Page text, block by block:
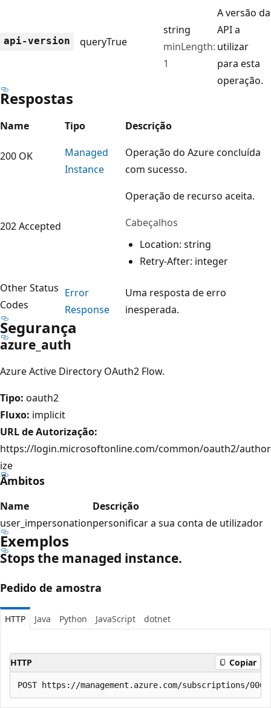
api-version queryTrue
string
minLength:
1
A versão da
API a
utilizar
para esta
operação.
Respostas
Name Tipo Descrição
200 OK
Managed
Instance
Operação do Azure concluída
com sucesso.
202 Accepted
Operação de recurso aceita.
Cabeçalhos
Location: string
Retry-After: integer
Other Status
Codes
Error
Response
Uma resposta de erro
inesperada.
Segurança
azure_auth
Azure Active Directory OAuth2 Flow.
Tipo: oauth2
Fluxo: implicit
URL de Autorização:
https://login.microsoftonline.com/common/oauth2/author
ize
Âmbitos
Name
Descrição
user_impersonationpersonificar a sua conta de utilizador
Exemplos
Stops the managed instance.
Pedido de amostra
HTTP Java Python JavaScript dotnet
HTTP Copiar